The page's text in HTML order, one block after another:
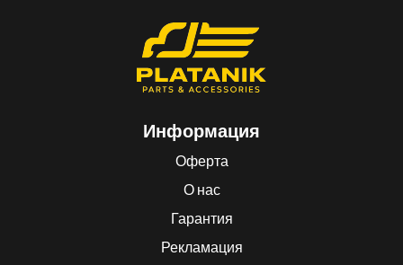
Информация
Оферта
О нас
Гарантия
Рекламация